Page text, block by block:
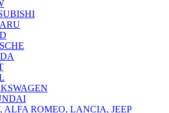
ALFA ROMEO, LANCIA, JEEP